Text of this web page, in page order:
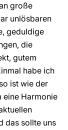
große
unlösbaren
geduldige
die
gutem
habe ich
ist wie der
eine Harmonie
das sollte uns